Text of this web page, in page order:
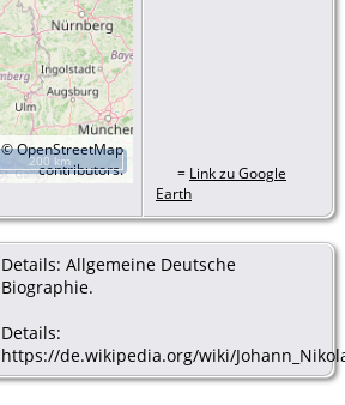
©OpenStreetMap
contributors.
200 km
= Link zu Google
Earth
Details: Allgemeine Deutsche
Biographie.
Details:
https://de.wikipedia.org/wiki/